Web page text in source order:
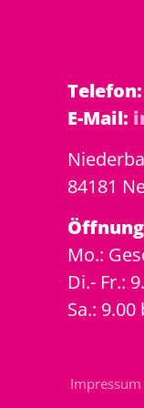
E-Mail:
84181
Mo.:
Di.- Fr.:
Sa.:
Impressum